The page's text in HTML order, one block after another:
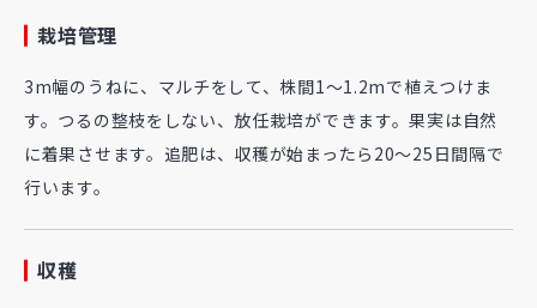
栽培管理
3m幅のうねに、マルチをして、株間1～1.2mで植えつけま
す。つるの整枝をしない、放任栽培ができます。果実は自然
に着果させます。追肥は、収穫が始まったら20～25日間隔で
行います。
収穫